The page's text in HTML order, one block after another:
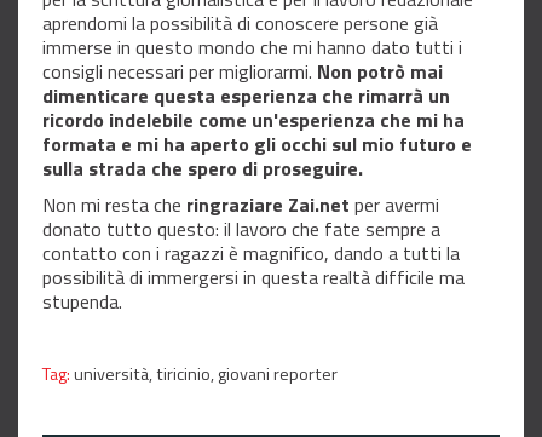
aprendomi la possibilità di conoscere persone già
immerse in questo mondo che mi hanno dato tutti i
consigli necessari per migliorarmi. Non potrò mai
dimenticare questa esperienza che rimarrà un
ricordo indelebile come un'esperienza che mi ha
formata e mi ha aperto gli occhi sul mio futuro e
sulla strada che spero di proseguire.
Non mi resta che ringraziare Zai.net per avermi
donato tutto questo: il lavoro che fate sempre a
contatto con i ragazzi è magnifico, dando a tutti la
possibilità di immergersi in questa realtà difficile ma
stupenda.
Tag:università,tiricinio,giovani reporter